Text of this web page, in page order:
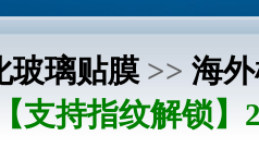
玻璃贴膜 >> 海
支持指纹解锁】